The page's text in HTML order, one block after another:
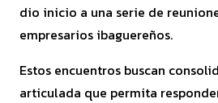
dio inicio a una serie de
empresarios ibaguereños.
Estos encuentros buscan
articulada que permita